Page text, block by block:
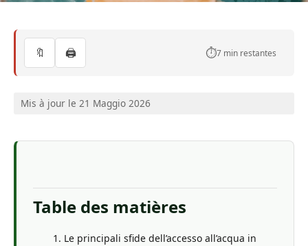
🔖 🖨️ ⏱️7 min restantes
Mis à jour le 21 Maggio 2026
Table des matières
Le principali sfide dell’accesso all’acqua in